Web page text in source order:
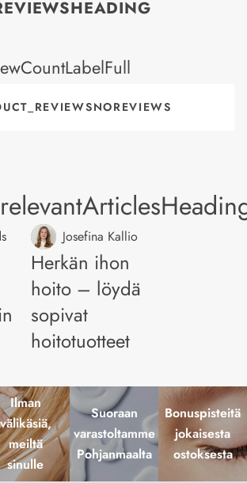
Josefina Kallio
Herkän ihon
hoito – löydä
sopivat
hoitotuotteet
Ilman
välikäsiä,
meiltä
sinulle
Suoraan
varastoltamme
Pohjanmaalta
Bonuspisteitä
jokaisesta
ostoksesta